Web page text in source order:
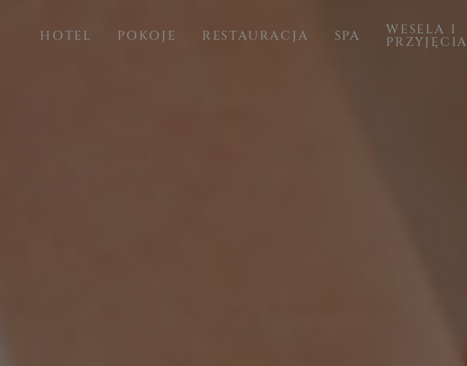
HOTEL POKOJE RESTAURACJA SPA WESELA I
PRZYJĘCIA